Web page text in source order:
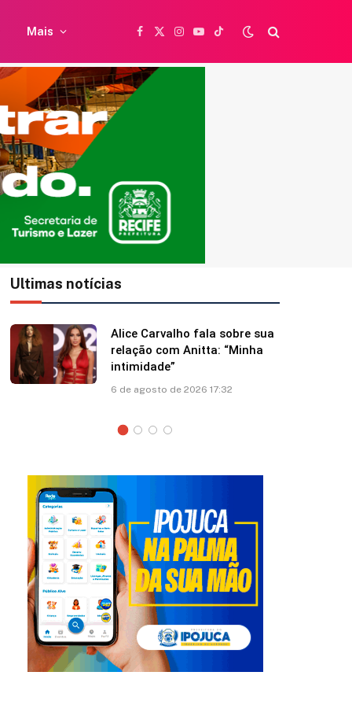
Mais
Facebook
X
Instagram
YouTubeTikTok
Ultimas notícias
Britânica de 97 anos quebra
recorde mundial ao andar
sobre asa de avião; veja vídeo
6 de agosto de 2026 13:03